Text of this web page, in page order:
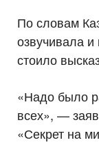
По словам
озвучивала
стоило
«Надо было
всех», —
«Секрет на